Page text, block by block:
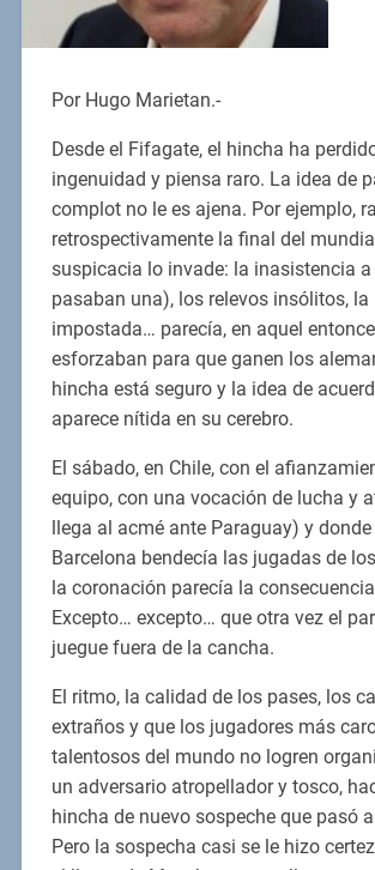
Por Hugo Marietan.-
Desde el Fifagate, el hincha ha
ingenuidad y piensa raro. La idea de
complot no le es ajena. Por ejemplo,
retrospectivamente la final del
suspicacia lo invade: la inasistencia
pasaban una), los relevos insólitos,
impostada… parecía, en aquel
esforzaban para que ganen los
hincha está seguro y la idea de
aparece nítida en su cerebro.
El sábado, en Chile, con el
equipo, con una vocación de lucha y
llega al acmé ante Paraguay) y
Barcelona bendecía las jugadas de
la coronación parecía la
Excepto… excepto… que otra vez el
juegue fuera de la cancha.
El ritmo, la calidad de los pases, los
extraños y que los jugadores más
talentosos del mundo no logren
un adversario atropellador y tosco,
hincha de nuevo sospeche que pasó
Pero la sospecha casi se le hizo